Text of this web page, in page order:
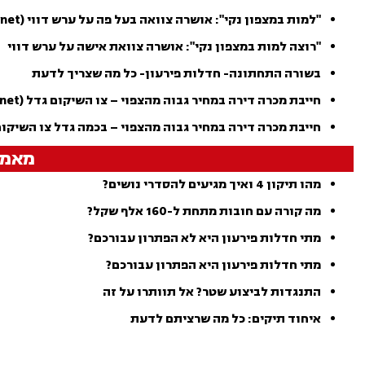
"למות במצפון נקי": אושרה צוואה בעל פה על ערש דווי (ynet)
"רוצה למות במצפון נקי": אושרה צוואת אישה על ערש דווי
בשורה התחתונה- חדלות פירעון- כל מה שצריך לדעת
חייבת מכרה דירה במחיר גבוה מהצפוי – צו השיקום גדל (ynet)
חייבת מכרה דירה במחיר גבוה מהצפוי – בכמה גדל צו
מהו תיקון 4 ואיך מגיעים להסדרי נושים?
מה קורה עם חובות מתחת ל-160 אלף שקל?
מתי חדלות פירעון היא לא הפתרון עבורכם?
מתי חדלות פירעון היא הפתרון עבורכם?
התנגדות לביצוע שטר? אל תוותרו על זה
איחוד תיקים: כל מה שרציתם לדעת